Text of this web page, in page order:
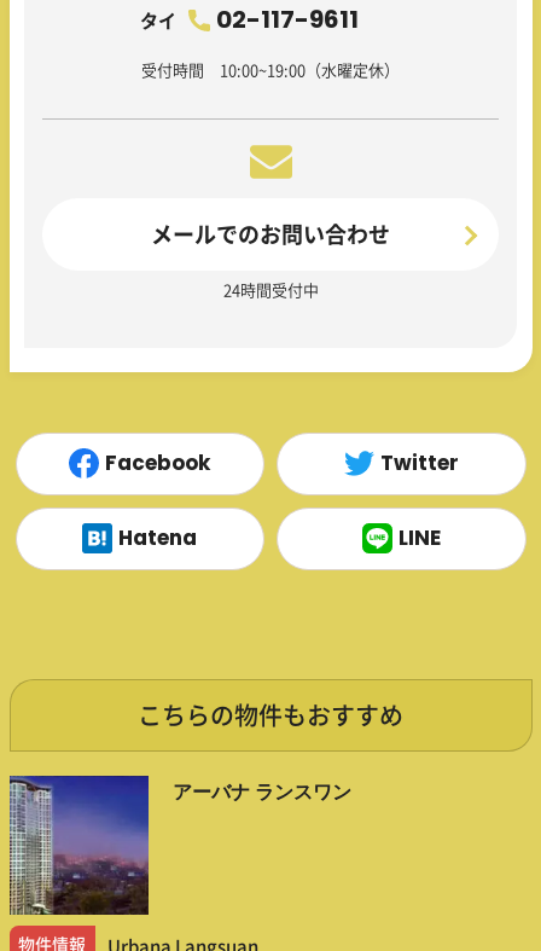
タイ 02-117-9611
受付時間 10:00~19:00（水曜定休）
メールでのお問い合わせ
24時間受付中
Facebook Twitter
Hatena LINE
こちらの物件もおすすめ
アーバナ ランスワン
物件情報 Urbana Langsuan